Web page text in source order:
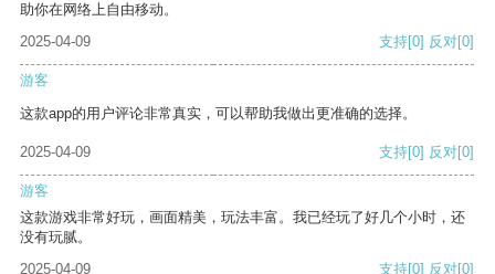
助你在网络上自由移动。
2025-04-09
支持[0] 反对[0]
游客
这款app的用户评论非常真实，可以帮助我做出更准确的选择。
2025-04-09 支持[0] 反对[0]
游客
这款游戏非常好玩，画面精美，玩法丰富。我已经玩了好几个小时，还
没有玩腻。
2025-04-09
支持[0] 反对[0]